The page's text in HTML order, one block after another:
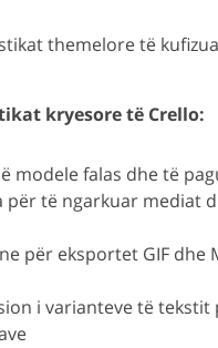
themelore të
kryesore të Crello:
modele falas dhe të
për të ngarkuar mediat
për eksportet GIF dhe
i varianteve të